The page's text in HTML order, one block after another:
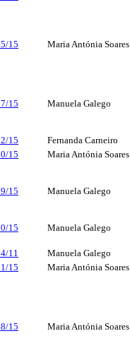
15 Maria Antónia Soares
15 Manuela Galego
15 Fernanda Carneiro
15 Maria Antónia Soares
15 Manuela Galego
15 Manuela Galego
11 Manuela Galego
15 Maria Antónia Soares
15 Maria Antónia Soares